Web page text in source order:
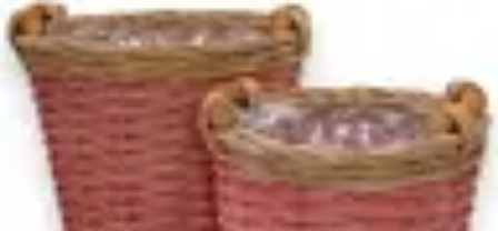
Classement Fun
AnimauxCuisineLifestyleMaison Divertissement
Classement Fun